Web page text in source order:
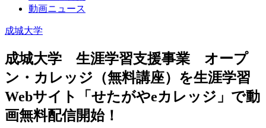
動画ニュース
成城大学
成城大学 生涯学習支援事業 オープ
ン・カレッジ（無料講座）を生涯学習
Webサイト「せたがやeカレッジ」で動
画無料配信開始！